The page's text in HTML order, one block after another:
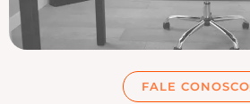
FALE CONOSCO